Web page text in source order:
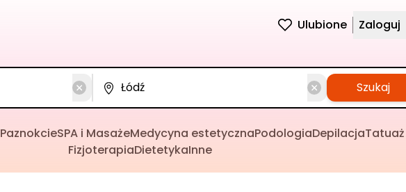
Ulubione Zaloguj
Szukaj
PaznokcieSPA i MasażeMedycyna estetycznaPodologiaDepilacja
FizjoterapiaDietetykaInne